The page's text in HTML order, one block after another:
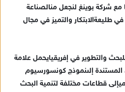
مع شركة بوينغ لنجعل منالصناعة
في طليعةالابتكار والتميز في مجال
والتطوير في إفريقيايحمل علامة
المستندة إلىنموذج كونسورسيوم
إلى قطاعات مختلفة لتنمية البحث